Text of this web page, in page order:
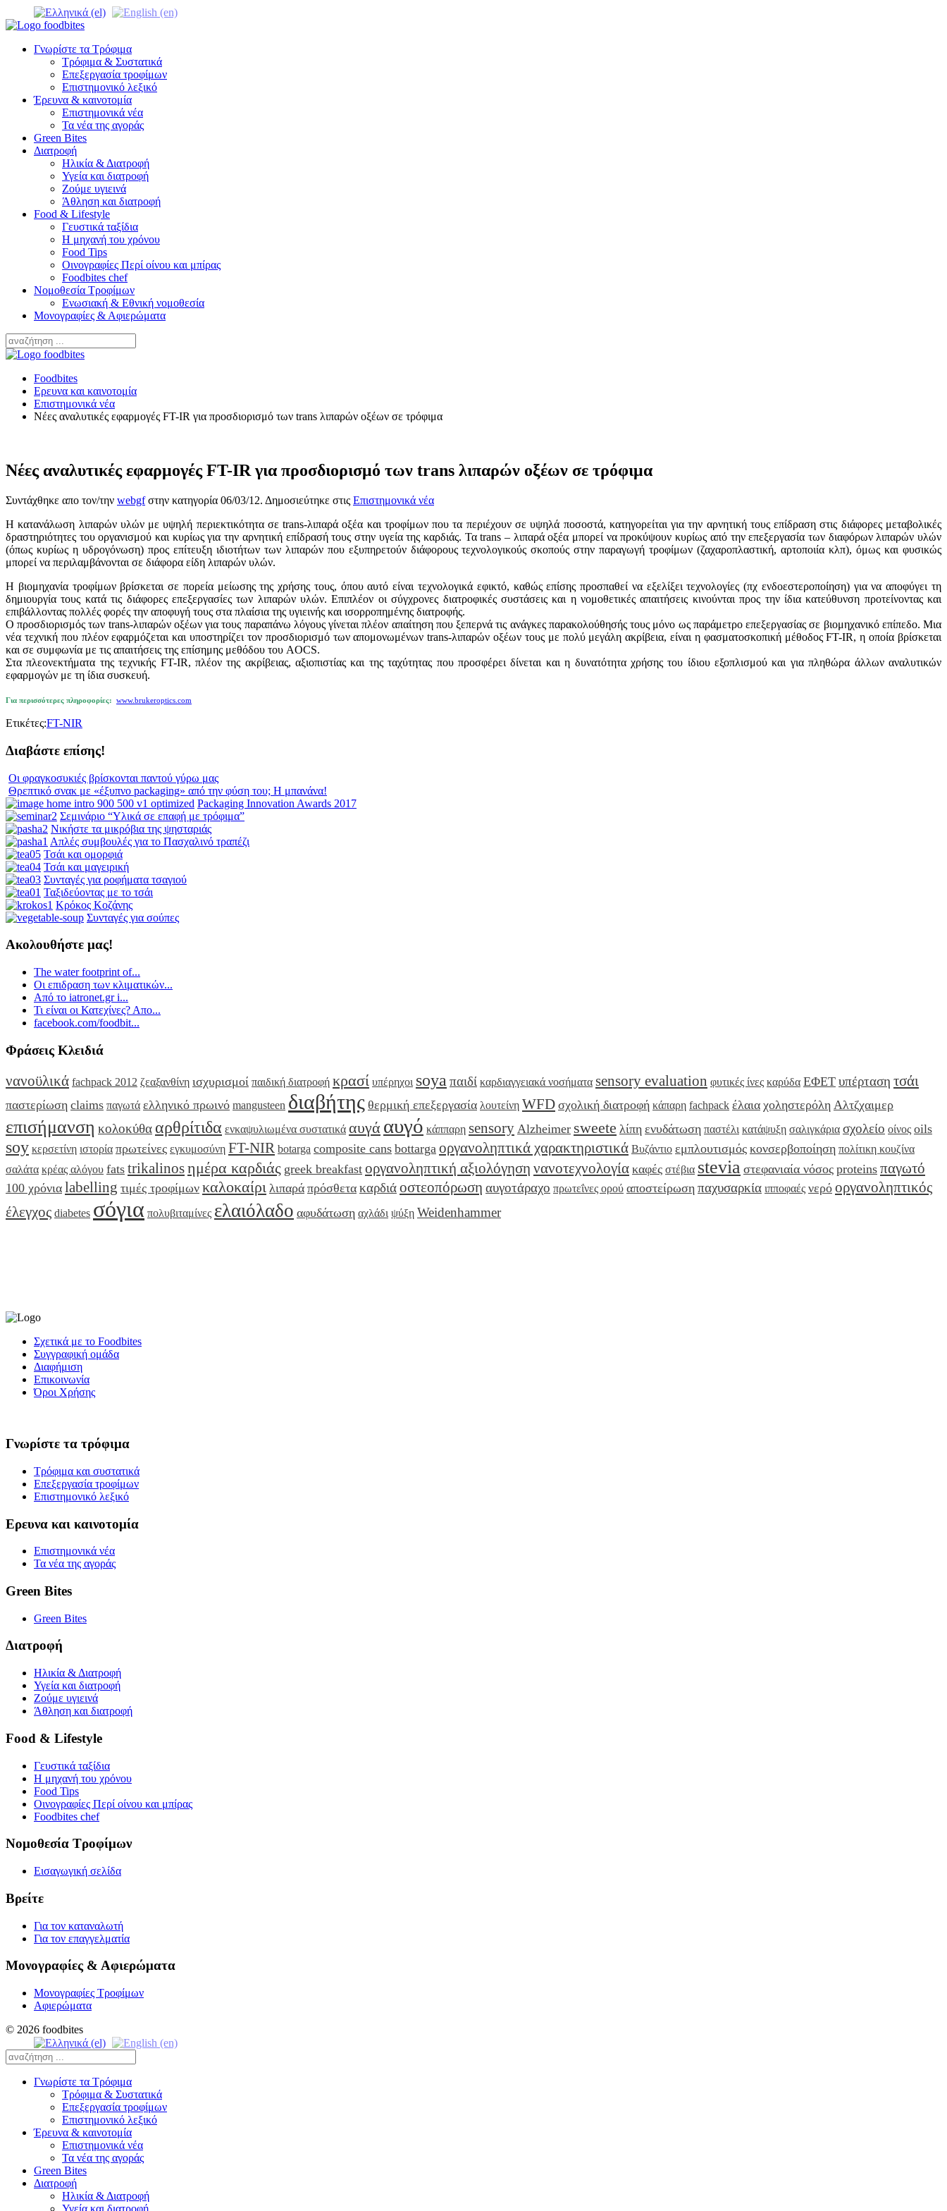
Γνωρίστε τα Τρόφιμα
Τρόφιμα & Συστατικά
Επεξεργασία τροφίμων
Επιστημονικό λεξικό
Έρευνα & καινοτομία
Επιστημονικά νέα
Τα νέα της αγοράς
Green Bites
Διατροφή
Ηλικία & Διατροφή
Υγεία και διατροφή
Ζούμε υγιεινά
Άθληση και διατροφή
Food & Lifestyle
Γευστικά ταξίδια
Η μηχανή του χρόνου
Food Tips
Οινογραφίες Περί οίνου και μπίρας
Foodbites chef
Νομοθεσία Τροφίμων
Ενωσιακή & Εθνική νομοθεσία
Μονογραφίες & Αφιερώματα
Foodbites
Ερευνα και καινοτομία
Επιστημονικά νέα
Νέες αναλυτικές εφαρμογές FT-IR για προσδιορισμό των trans λιπαρών οξέων σε τρόφιμα
Νέες αναλυτικές εφαρμογές FT-IR για προσδιορισμό των trans λιπαρών οξέων σε τρόφιμα
Συντάχθηκε απο τον/την webgfστην κατηγορία 06/03/12. Δημοσιεύτηκε στις Επιστημονικά νέα
H κατανάλωση λιπαρών υλών με υψηλή περιεκτικότητα σε trans-λιπαρά οξέα και τροφίμων που τα περιέχουν σε υψηλά ποσοστά, κατηγορείται για την αρνητική τους επίδραση στις διάφορες μεταβολικές
δραστηριότητες του οργανισμού και κυρίως για την αρνητική επίδρασή τους στην υγεία της καρδιάς. Τα trans – λιπαρά οξέα μπορεί να προκύψουν κυρίως από την επεξεργασία των διαφόρων λιπαρών υλών
(όπως κυρίως η υδρογόνωση) προς επίτευξη ιδιοτήτων των λιπαρών που εξυπηρετούν διάφορους τεχνολογικούς σκοπούς στην παραγωγή τροφίμων (ζαχαροπλαστική, αρτοποιία κλπ), όμως και φυσικώς
μπορεί να περιλαμβάνονται σε διάφορα είδη λιπαρών υλών.
H βιομηχανία τροφίμων βρίσκεται σε πορεία μείωσης της χρήσης τους, όπου αυτό είναι τεχνολογικά εφικτό, καθώς επίσης προσπαθεί να εξελίξει τεχνολογίες (πχ ενδοεστεροποίηση) για να αποφύγει τη
δημιουργία τους κατά τις διάφορες επεξεργασίες των λιπαρών υλών. Επιπλέον οι σύγχρονες διατροφικές συστάσεις και η νομοθετικές απαιτήσεις κινούνται προς την ίδια κατεύθυνση προτείνοντας και
επιβάλλοντας πολλές φορές την αποφυγή τους στα πλαίσια της υγιεινής και ισορροπημένης διατροφής.
Ο προσδιορισμός των trans-λιπαρών οξέων για τους παραπάνω λόγους γίνεται πλέον απαίτηση που ξεπερνά τις ανάγκες παρακολούθησής τους μόνο ως παράμετρο επεξεργασίας σε βιομηχανικό επίπεδο. Μια
νέα τεχνική που πλέον εφαρμόζεται και υποστηρίζει τον προσδιορισμό των απομονωμένων trans-λιπαρών οξέων τους με πολύ μεγάλη ακρίβεια, είναι η φασματοσκοπική μέθοδος FT-IR, η οποία βρίσκεται
και σε συμφωνία με τις απαιτήσεις της επίσημης μεθόδου του AOCS.
Στα πλεονεκτήματα της τεχνικής FT-IR, πλέον της ακρίβειας, αξιοπιστίας και της ταχύτητας που προσφέρει δίνεται και η δυνατότητα χρήσης του ίδιου εξοπλισμού και για πληθώρα άλλων αναλυτικών
εφαρμογών με τη ίδια συσκευή.
Για περισσότερες πληροφορίες: www.brukeroptics.com
Ετικέτες:FT-NIR
Διαβάστε επίσης!
Οι φραγκοσυκιές βρίσκονται παντού γύρω μας
Θρεπτικό σνακ με «έξυπνο packaging» από την φύση του; Η μπανάνα!
Packaging Innovation Awards 2017
Σεμινάριο “Υλικά σε επαφή με τρόφιμα”
Νικήστε τα μικρόβια της ψησταριάς
Απλές συμβουλές για το Πασχαλινό τραπέζι
Τσάι και ομορφιά
Τσάι και μαγειρική
Συνταγές για ροφήματα τσαγιού
Ταξιδεύοντας με το τσάι
Κρόκος Κοζάνης
Συνταγές για σούπες
Ακολουθήστε μας!
The water footprint of...
Οι επιδραση των κλιματικών...
Από το iatronet.gr i...
Τι είναι οι Κατεχίνες? Απο...
facebook.com/foodbit...
Φράσεις Κλειδιά
νανοϋλικά fachpack 2012 ζεαξανθίνη ισχυρισμοί παιδική διατροφή κρασί υπέρηχοι soyaπαιδί καρδιαγγειακά νοσήματα sensory evaluation φυτικές ίνες καρύδα ΕΦΕΤ υπέρταση τσάι
παστερίωση claims παγωτά ελληνικό πρωινό mangusteen διαβήτης θερμική επεξεργασία λουτείνη WFD σχολική διατροφή κάπαρη fachpack έλαια χοληστερόλη Αλτζχαιμερ
επισήμανση κολοκύθα αρθρίτιδα ενκαψυλιωμένα συστατικά αυγά αυγό κάππαρη sensory Alzheimer sweete λίπη ενυδάτωση παστέλι κατάψυξη σαλιγκάρια σχολείο οίνος oils
soy κερσετίνη ιστορία πρωτείνες εγκυμοσύνη FT-NIR botarga composite cans bottarga οργανοληπτικά χαρακτηριστικά Βυζάντιο εμπλουτισμός κονσερβοποίηση πολίτικη κουζίνα
σαλάτα κρέας αλόγου fats trikalinosημέρα καρδιάς greek breakfast οργανοληπτική αξιολόγηση νανοτεχνολογία καφές στέβια stevia στεφανιαία νόσος proteins παγωτό
100 χρόνια labelling τιμές τροφίμων καλοκαίρι λιπαρά πρόσθετα καρδιάοστεοπόρωση αυγοτάραχο πρωτεΐνες ορού αποστείρωση παχυσαρκία ιπποφαές νερό οργανοληπτικός
έλεγχος diabetes σόγια πολυβιταμίνες ελαιόλαδο αφυδάτωση αχλάδι ψύξη Weidenhammer
Σχετικά με το Foodbites
Συγγραφική ομάδα
Διαφήμιση
Επικοινωνία
Όροι Χρήσης
Γνωρίστε τα τρόφιμα
Τρόφιμα και συστατικά
Επεξεργασία τροφίμων
Επιστημονικό λεξικό
Ερευνα και καινοτομία
Επιστημονικά νέα
Τα νέα της αγοράς
Green Bites
Green Bites
Διατροφή
Ηλικία & Διατροφή
Υγεία και διατροφή
Ζούμε υγιεινά
Άθληση και διατροφή
Food & Lifestyle
Γευστικά ταξίδια
Η μηχανή του χρόνου
Food Tips
Οινογραφίες Περί οίνου και μπίρας
Foodbites chef
Νομοθεσία Τροφίμων
Εισαγωγική σελίδα
Βρείτε
Για τον καταναλωτή
Για τον επαγγελματία
Μονογραφίες & Αφιερώματα
Μονογραφίες Τροφίμων
Αφιερώματα
© 2026 foodbites
Γνωρίστε τα Τρόφιμα
Τρόφιμα & Συστατικά
Επεξεργασία τροφίμων
Επιστημονικό λεξικό
Έρευνα & καινοτομία
Επιστημονικά νέα
Τα νέα της αγοράς
Green Bites
Διατροφή
Ηλικία & Διατροφή